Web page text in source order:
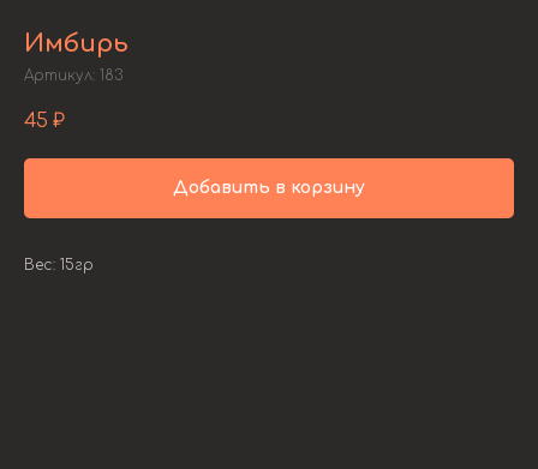
Имбирь
Артикул: 183
45 ₽
Добавить в корзину
Вес: 15гр